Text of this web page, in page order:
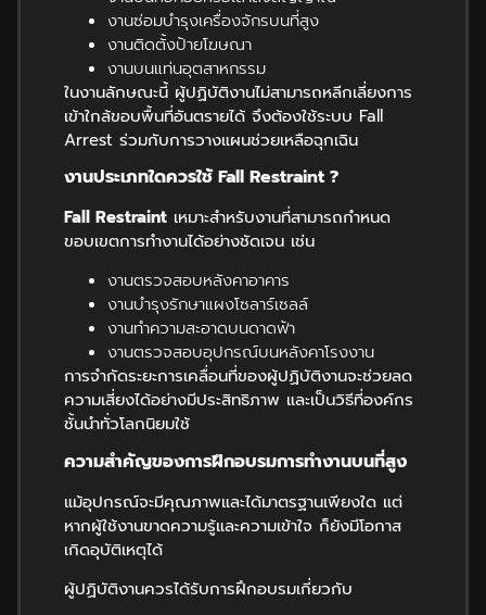
งานซ่อมบำรุงเครื่องจักรบนที่สูง
งานติดตั้งป้ายโฆษณา
งานบนแท่นอุตสาหกรรม
ในงานลักษณะนี้ ผู้ปฏิบัติงานไม่สามารถหลีกเลี่ยงการ
เข้าใกล้ขอบพื้นที่อันตรายได้ จึงต้องใช้ระบบ Fall
Arrest ร่วมกับการวางแผนช่วยเหลือฉุกเฉิน
งานประเภทใดควรใช้ Fall Restraint ?
Fall Restraint เหมาะสำหรับงานที่สามารถกำหนด
ขอบเขตการทำงานได้อย่างชัดเจน เช่น
งานตรวจสอบหลังคาอาคาร
งานบำรุงรักษาแผงโซลาร์เซลล์
งานทำความสะอาดบนดาดฟ้า
งานตรวจสอบอุปกรณ์บนหลังคาโรงงาน
การจำกัดระยะการเคลื่อนที่ของผู้ปฏิบัติงานจะช่วยลด
ความเสี่ยงได้อย่างมีประสิทธิภาพ และเป็นวิธีที่องค์กร
ชั้นนำทั่วโลกนิยมใช้
ความสำคัญของการฝึกอบรมการทำงานบนที่สูง
แม้อุปกรณ์จะมีคุณภาพและได้มาตรฐานเพียงใด แต่
หากผู้ใช้งานขาดความรู้และความเข้าใจ ก็ยังมีโอกาส
เกิดอุบัติเหตุได้
ผู้ปฏิบัติงานควรได้รับการฝึกอบรมเกี่ยวกับ